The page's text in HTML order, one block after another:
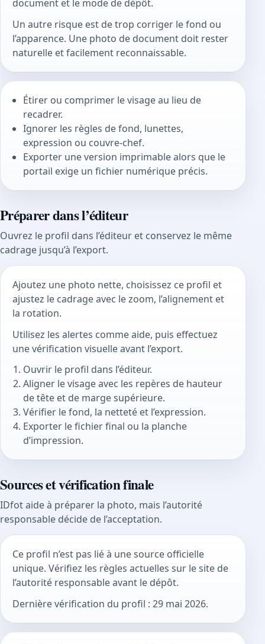
document et le mode de dépôt.
Un autre risque est de trop corriger le fond ou
l’apparence. Une photo de document doit rester
naturelle et facilement reconnaissable.
Étirer ou comprimer le visage au lieu de
recadrer.
Ignorer les règles de fond, lunettes,
expression ou couvre-chef.
Exporter une version imprimable alors que le
portail exige un fichier numérique précis.
Préparer dans l’éditeur
Ouvrez le profil dans l’éditeur et conservez le même
cadrage jusqu’à l’export.
Ajoutez une photo nette, choisissez ce profil et
ajustez le cadrage avec le zoom, l’alignement et
la rotation.
Utilisez les alertes comme aide, puis effectuez
une vérification visuelle avant l’export.
Ouvrir le profil dans l’éditeur.
Aligner le visage avec les repères de hauteur
de tête et de marge supérieure.
Vérifier le fond, la netteté et l’expression.
Exporter le fichier final ou la planche
d’impression.
Sources et vérification finale
IDfot aide à préparer la photo, mais l’autorité
responsable décide de l’acceptation.
Ce profil n’est pas lié à une source officielle
unique. Vérifiez les règles actuelles sur le site de
l’autorité responsable avant le dépôt.
Dernière vérification du profil : 29 mai 2026.